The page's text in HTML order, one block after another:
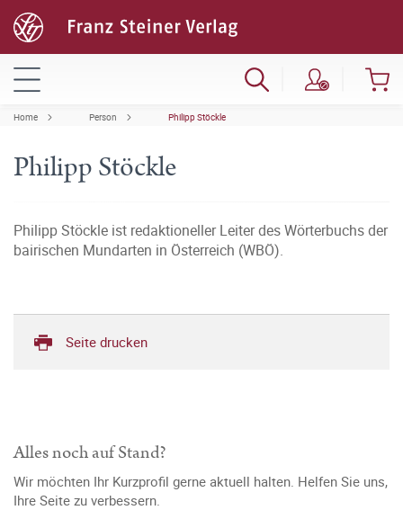
Home Person Philipp Stöckle
Philipp Stöckle
Philipp Stöckle ist redaktioneller Leiter des Wörterbuchs der
bairischen Mundarten in Österreich (WBÖ).
Seite drucken
Alles noch auf Stand?
Wir möchten Ihr Kurzprofil gerne aktuell halten. Helfen Sie uns,
Ihre Seite zu verbessern.